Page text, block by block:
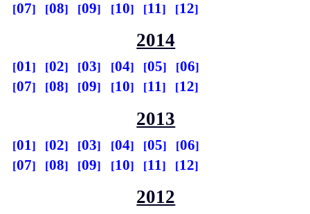
07
08 09 10 11 12
2014
01 02 03 04 05
06
07
08 09 10 11 12
2013
01 02 03 04 05
06
07
08 09 10 11 12
2012